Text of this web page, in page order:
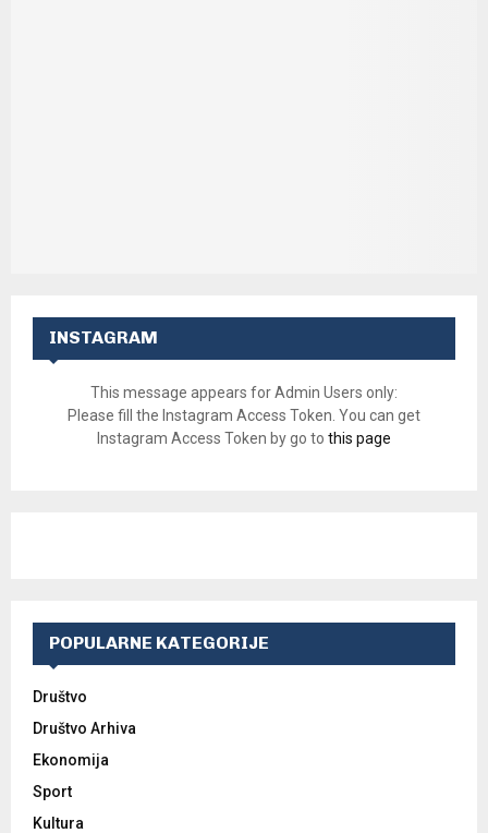
INSTAGRAM
This message appears for Admin Users only:
Please fill the Instagram Access Token. You can get
Instagram Access Token by go to this page
POPULARNE KATEGORIJE
Društvo
Društvo Arhiva
Ekonomija
Sport
Kultura